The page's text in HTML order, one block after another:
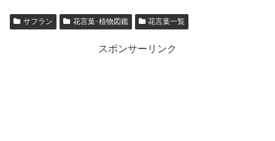
サフラン 花言葉･植物図鑑 花言葉一覧
スポンサーリンク